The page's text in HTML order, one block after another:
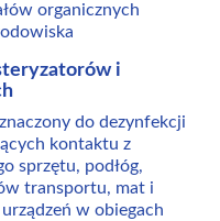
organicznych
i
do dezynfekcji
kontaktu z
sprzętu, podłóg,
transportu, mat i
w obiegach